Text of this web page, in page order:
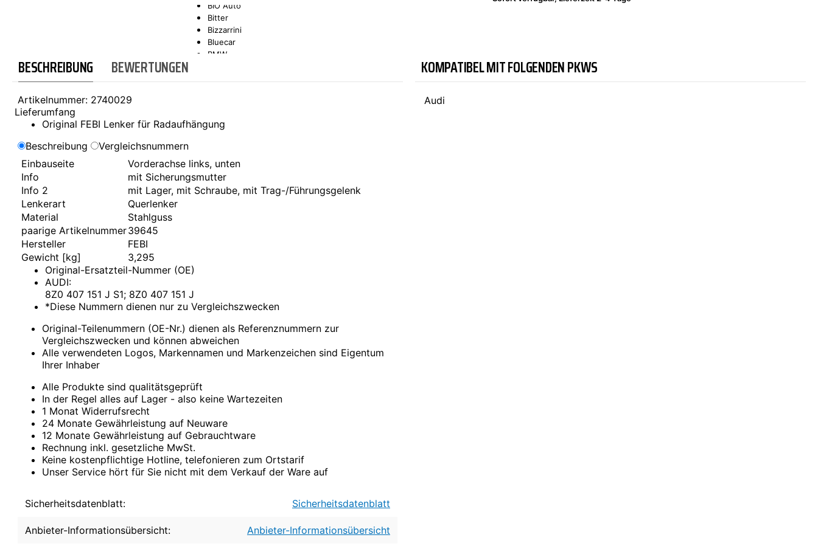
SONAX
BIO Auto
Bitter
Bizzarrini
Bluecar
BMW
Buick
Carbodies
Casalini
Caterham
Daewoo
Daihatsu
Daimler
De La Chapelle
Desoto
Eagle
Ebro
BESCHREIBUNG BEWERTUNGEN
Artikelnummer: 2740029
Lieferumfang
Original FEBI Lenker für Radaufhängung
Beschreibung
Vergleichsnummern
Einbauseite
Vorderachse links, unten
Info
mit Sicherungsmutter
Info 2
mit Lager, mit Schraube, mit Trag-/Führungsgelenk
Lenkerart
Querlenker
Material
Stahlguss
paarige Artikelnummer39645
Hersteller
FEBI
Gewicht [kg]
3,295
Original-Ersatzteil-Nummer (OE)
AUDI:
8Z0 407 151 J S1; 8Z0 407 151 J
*Diese Nummern dienen nur zu Vergleichszwecken
Original-Teilenummern (OE-Nr.) dienen als Referenznummern zur
Vergleichszwecken und können abweichen
Alle verwendeten Logos, Markennamen und Markenzeichen sind Eigentum
Ihrer Inhaber
Alle Produkte sind qualitätsgeprüft
In der Regel alles auf Lager - also keine Wartezeiten
1 Monat Widerrufsrecht
24 Monate Gewährleistung auf Neuware
12 Monate Gewährleistung auf Gebrauchtware
Rechnung inkl. gesetzliche MwSt.
Keine kostenpflichtige Hotline, telefonieren zum Ortstarif
Unser Service hört für Sie nicht mit dem Verkauf der Ware auf
Sicherheitsdatenblatt: Sicherheitsdatenblatt
Anbieter-Informationsübersicht: Anbieter-Informationsübersicht
KOMPATIBEL MIT FOLGENDEN PKWS
Audi